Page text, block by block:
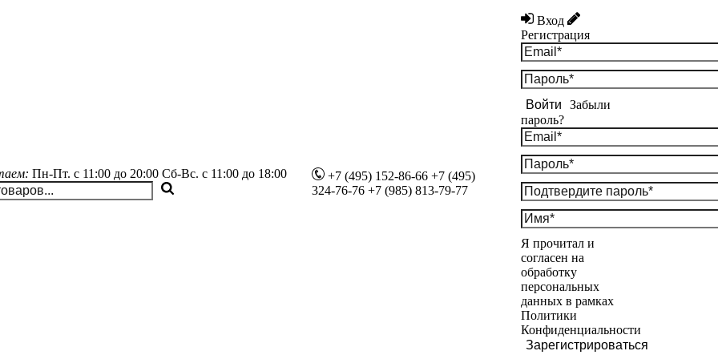
Пн-Пт. с 11:00 до 20:00Сб-Вс. с 11:00 до 18:00 +7 (495) 152-86-66 +7 (495)
324-76-76 +7 (985) 813-79-77
Вход
Регистрация
Войти
Забыли
пароль?
Я прочитал и
согласен на
обработку
персональных
данных в рамках
Политики
Конфиденциальности
Зарегистрироваться